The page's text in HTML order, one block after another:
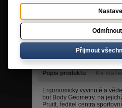
Poslat dotaz Poslat
Přidat do porovnání
Přidat do oblíbených
Popis produktu Ke
Ergonomicky vyvinuté a
bot Body Geometry, na
Pruitt, ředitel centra
Přijmout
Přijmout